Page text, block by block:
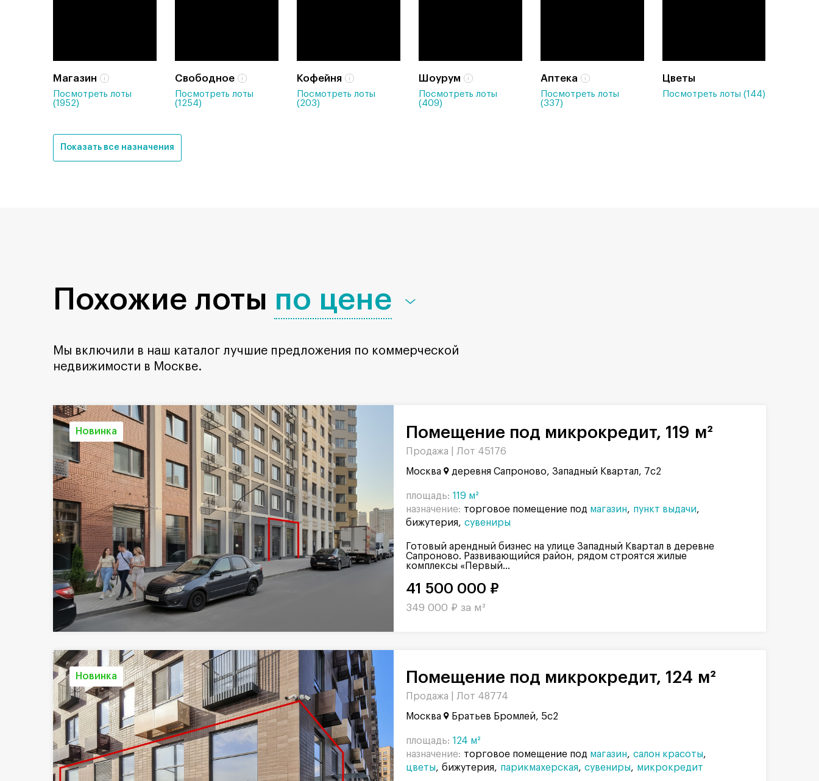
Магазин
Посмотреть лоты
(1952)
Свободное
Посмотреть лоты
(1254)
Кофейня
Посмотреть лоты
(203)
Шоурум
Посмотреть лоты
(409)
Аптека
Посмотреть лоты
(337)
Цветы
Посмотреть лоты (144)
Показать все назначения
Похожие лоты по цене
Мы включили в наш каталог лучшие предложения по коммерческой
недвижимости в Москве.
Новинка Помещение под микрокредит, 119 м²
Продажа | Лот 45176
Москва деревня Сапроново, Западный Квартал, 7с2
площадь: 119 м²
назначение: торговое помещение под магазин
пункт выдачи
бижутерия
сувениры
Готовый арендный бизнес на улице Западный Квартал в деревне
Сапроново. Развивающийся район, рядом строятся жилые
комплексы «Первый...
41 500 000 ₽
349 000 ₽ за м²
Новинка Помещение под микрокредит, 124 м²
Продажа | Лот 48774
Москва Братьев Бромлей, 5с2
площадь: 124 м²
назначение: торговое помещение под магазин
салон красоты
цветы
бижутерия парикмахерская сувениры микрокредит